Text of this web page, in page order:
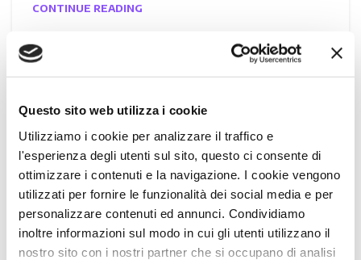
Questo sito web utilizza i cookie
Utilizziamo i cookie per analizzare il traffico e
l'esperienza degli utenti sul sito, questo ci consente di
ottimizzare i contenuti e la navigazione. I cookie vengono
utilizzati per fornire le funzionalità dei social media e per
personalizzare contenuti ed annunci. Condividiamo
inoltre informazioni sul modo in cui gli utenti utilizzano il
nostro sito con i nostri partner che si occupano di analisi
CONTINUE READING